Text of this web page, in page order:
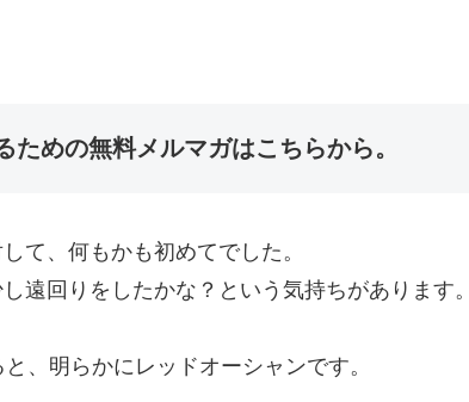
ための無料メルマガはこちらから。
て、何もかも初めてでした。
遠回りをしたかな？という気持ちがあります
、明らかにレッドオーシャンです。